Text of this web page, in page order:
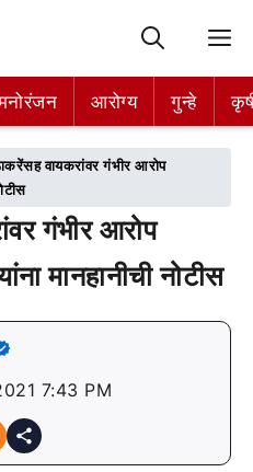
आरोग्य गुन्हे
आरोग्य गुन्हे
वायकरांवर गंभीर आरोप
गंभीर आरोप
मानहानीची नोटीस
7:43 PM